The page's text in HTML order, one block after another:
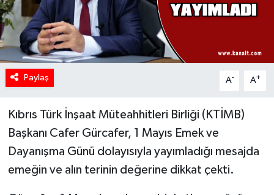
Paylaş A- A+
Kıbrıs Türk İnşaat Müteahhitleri Birliği (KTİMB)
Başkanı Cafer Gürcafer, 1 Mayıs Emek ve
Dayanışma Günü dolayısıyla yayımladığı mesajda
emeğin ve alın terinin değerine dikkat çekti.